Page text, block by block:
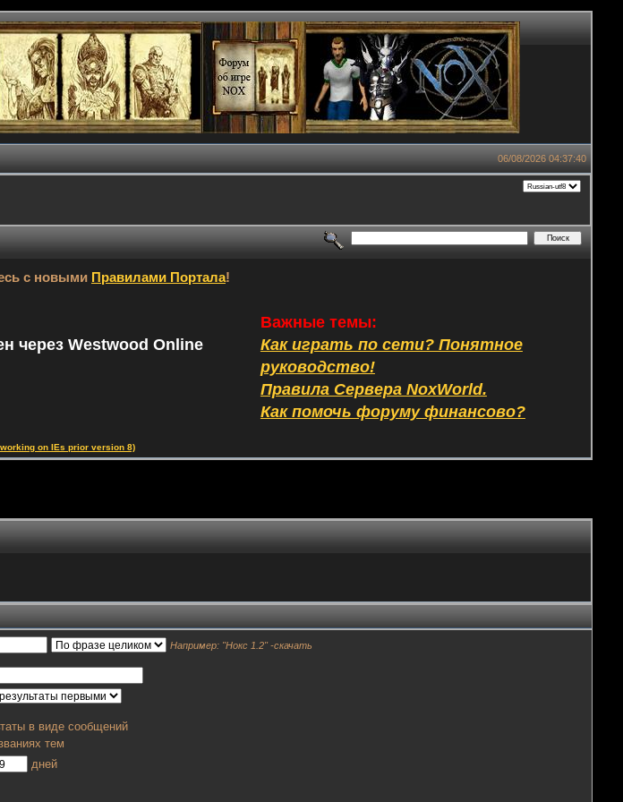
06/08/2026 04:37:40
с новыми Правилами Портала!
через Westwood Online
Важные темы:
Как играть по сети? Понятное
руководство!
Правила Сервера NoxWorld.
Как помочь форуму финансово?
on IEs prior version 8)
Например: "Нокс 1.2" -скачать
в виде сообщений
тем
дней